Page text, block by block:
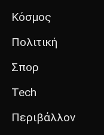
Κόσμος
Πολιτική
Σπορ
Tech
Περιβάλλον